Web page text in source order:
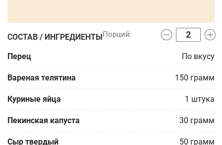
СОСТАВ / ИНГРЕДИЕНТЫ
Перец По вкусу
Вареная телятина 150 грамм
Куриные яйца 1 штука
Пекинская капуста 30 грамм
Сыр твердый 50 грамм